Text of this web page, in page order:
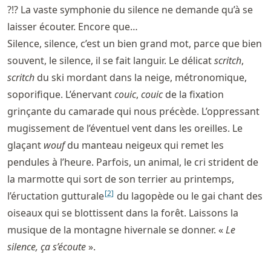
?!? La vaste symphonie du silence ne demande qu’à se
laisser écouter. Encore que…
Silence, silence, c’est un bien grand mot, parce que bien
souvent, le silence, il se fait languir. Le délicatscritch,
scritch du ski mordant dans la neige, métronomique,
soporifique. L’énervantcouic, couicde la fixation
grinçante du camarade qui nous précède. L’oppressant
mugissement de l’éventuel vent dans les oreilles. Le
glaçant woufdu manteau neigeux qui remet les
pendules à l’heure. Parfois, un animal, le cri strident de
la marmotte qui sort de son terrier au printemps,
l’éructation gutturale[2] du lagopède ou le gai chant des
oiseaux qui se blottissent dans la forêt. Laissons la
musique de la montagne hivernale se donner. «Le
silence, ça s’écoute».